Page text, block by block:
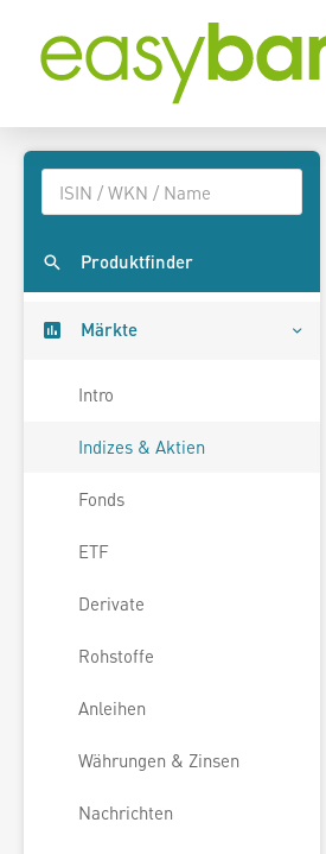
Produktfinder
Märkte
Intro
Indizes & Aktien
Fonds
ETF
Derivate
Rohstoffe
Anleihen
Währungen & Zinsen
Nachrichten